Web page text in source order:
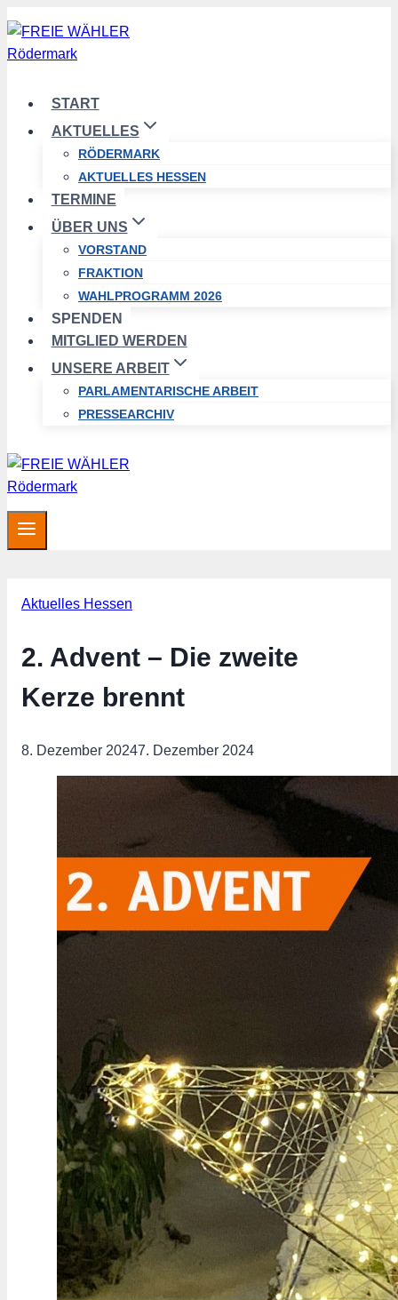
Zum
Inhalt
springen
START
AKTUELLES
RÖDERMARK
AKTUELLES HESSEN
TERMINE
ÜBER UNS
VORSTAND
FRAKTION
WAHLPROGRAMM 2026
SPENDEN
MITGLIED WERDEN
UNSERE ARBEIT
PARLAMENTARISCHE ARBEIT
PRESSEARCHIV
Aktuelles Hessen
2. Advent – Die zweite
Kerze brennt
8. Dezember 20247. Dezember 2024